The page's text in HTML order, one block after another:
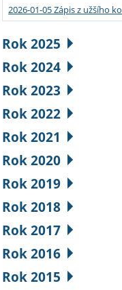
2026-01-05 Zápis z užšího
Rok 2025
Rok 2024
Rok 2023
Rok 2022
Rok 2021
Rok 2020
Rok 2019
Rok 2018
Rok 2017
Rok 2016
Rok 2015